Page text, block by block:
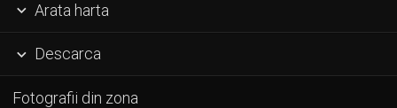
 Arata harta
 Descarca
Fotografii din zona